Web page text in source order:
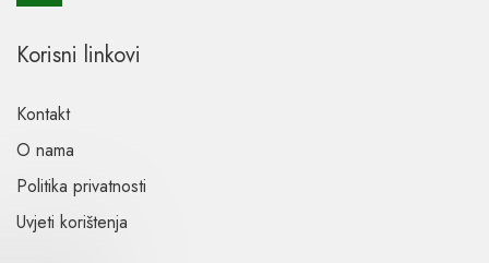
Korisni linkovi
Kontakt
O nama
Politika privatnosti
Uvjeti korištenja